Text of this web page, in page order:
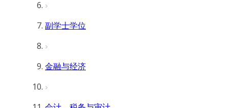
副学士学位
金融与经济